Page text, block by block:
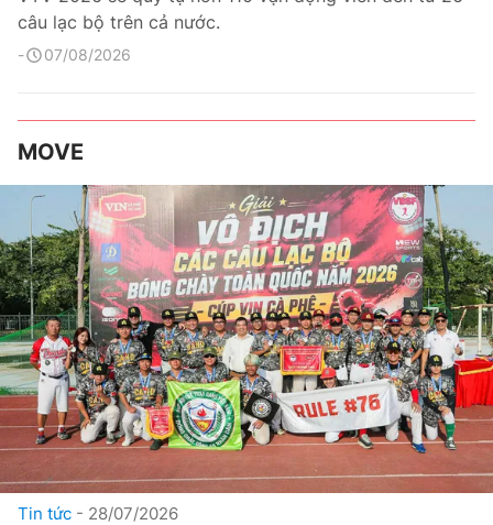
câu lạc bộ trên cả nước.
07/08/2026
MOVE
Tin tức 28/07/2026